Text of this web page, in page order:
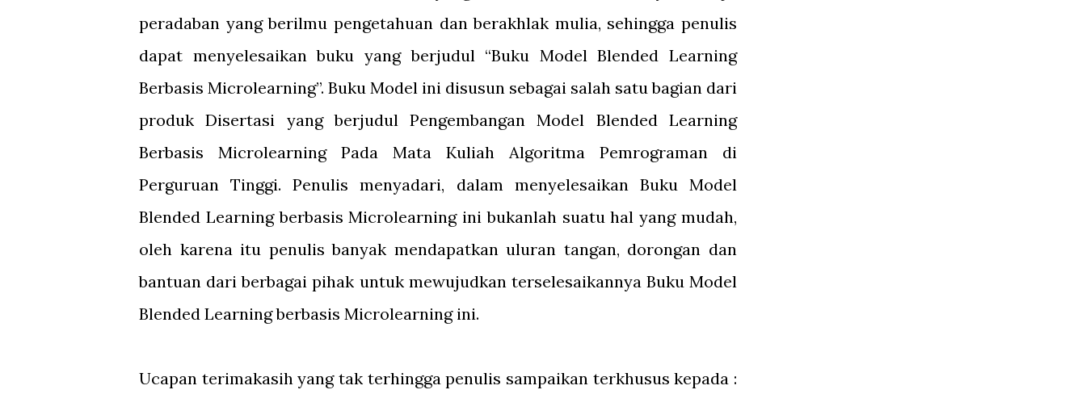
peradaban yang berilmu pengetahuan dan berakhlak mulia, sehingga penulis
dapat menyelesaikan buku yang berjudul “Buku Model Blended Learning
Berbasis Microlearning”. Buku Model ini disusun sebagai salah satu bagian dari
produk Disertasi yang berjudul Pengembangan Model Blended Learning
Berbasis Microlearning Pada Mata Kuliah Algoritma Pemrograman di
Perguruan Tinggi. Penulis menyadari, dalam menyelesaikan Buku Model
Blended Learning berbasis Microlearning ini bukanlah suatu hal yang mudah,
oleh karena itu penulis banyak mendapatkan uluran tangan, dorongan dan
bantuan dari berbagai pihak untuk mewujudkan terselesaikannya Buku Model
Blended Learning berbasis Microlearning ini.
Ucapan terimakasih yang tak terhingga penulis sampaikan terkhusus kepada :